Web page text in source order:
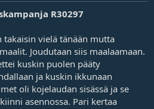
R30297
vielä tänään mutta
Joudutaan siis maalaamaan.
kuskin puolen pääty
ja kuskin ikkunaan
oli kojelaudan sisässä ja se
asennossa. Pari kertaa